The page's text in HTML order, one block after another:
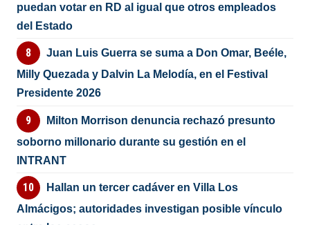
puedan votar en RD al igual que otros empleados
del Estado
Juan Luis Guerra se suma a Don Omar, Beéle,
Milly Quezada y Dalvin La Melodía, en el Festival
Presidente 2026
Milton Morrison denuncia rechazó presunto
soborno millonario durante su gestión en el
INTRANT
Hallan un tercer cadáver en Villa Los
Almácigos; autoridades investigan posible vínculo